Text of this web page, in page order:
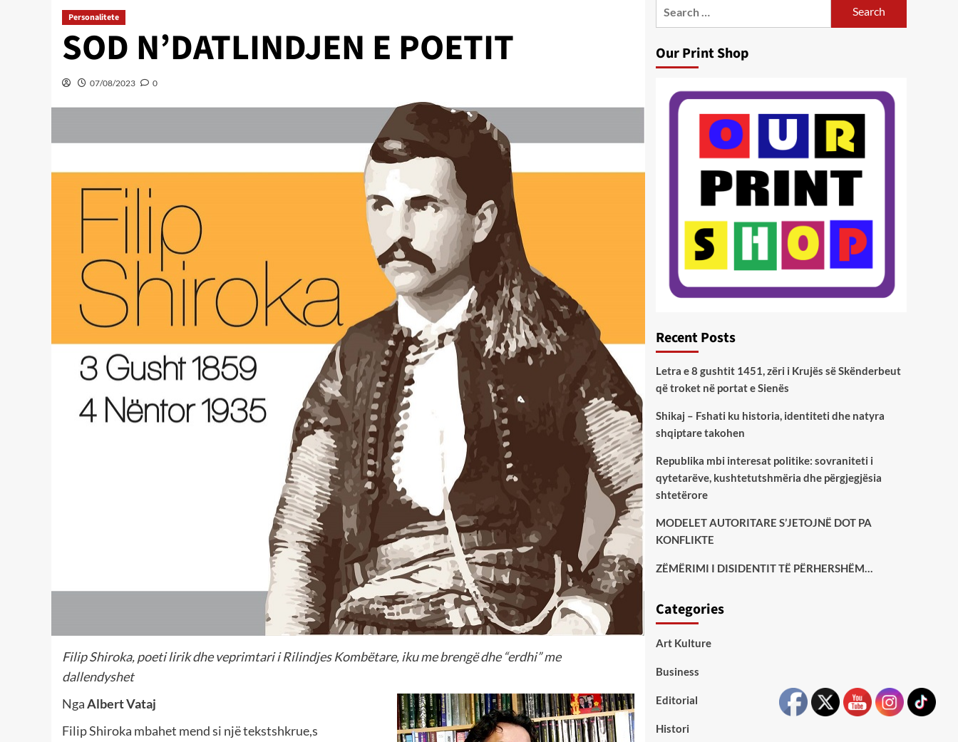
Personalitete
SOD N’DATLINDJEN E POETIT
07/08/2023 0
Filip Shiroka, poeti lirik dhe veprimtari i Rilindjes Kombëtare, iku me brengë dhe “erdhi” me
dallendyshet
NgaAlbert Vataj
Filip Shiroka mbahet mend si një tekstshkrue,s
Our Print Shop
Recent Posts
Letra e 8 gushtit 1451, zëri i Krujës së Skënderbeut
që troket në portat e Sienës
Shikaj – Fshati ku historia, identiteti dhe natyra
shqiptare takohen
Republika mbi interesat politike: sovraniteti i
qytetarëve, kushtetutshmëria dhe përgjegjësia
shtetërore
MODELET AUTORITARE S’JETOJNË DOT PA
KONFLIKTE
ZËMËRIMI I DISIDENTIT TË PËRHERSHËM…
Categories
Art Kulture
Business
Editorial
Histori